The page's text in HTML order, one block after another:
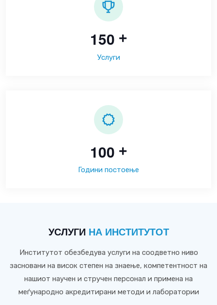
150 +
Услуги
100 +
Години постоење
УСЛУГИ НА ИНСТИТУТОТ
Институтот обезбедува услуги на соодветно ниво
засновани на висок степен на знаење, компетентност на
нашиот научен и стручен персонал и примена на
меѓународно акредитирани методи и лаборатории